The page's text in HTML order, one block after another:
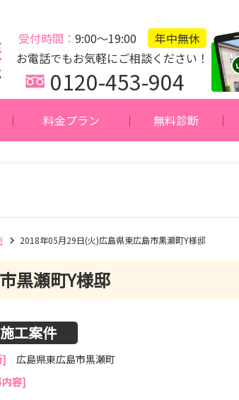
受付時間： 9:00～19:00
年中無休
お電話でもお気軽にご相談ください！
0120-453-904
料金プラン 無料診断
2018年05月29日(火)広島県東広島市黒瀬町Y様邸
黒瀬町Y様邸
施工案件
]
広島県東広島市黒瀬町
容]